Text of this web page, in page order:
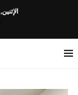
الإثنين, 10 أغسطس 2026 - يومًا سعيدًا!